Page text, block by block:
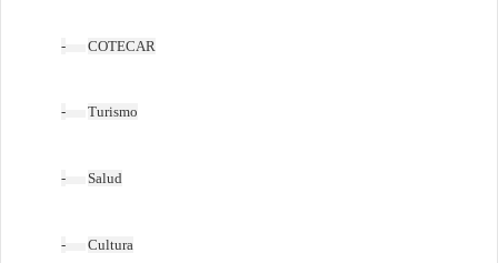
- COTECAR
- Turismo
- Salud
- Cultura